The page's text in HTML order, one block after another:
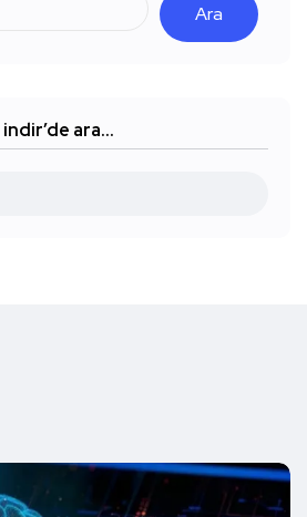
Ara
indir’de ara…